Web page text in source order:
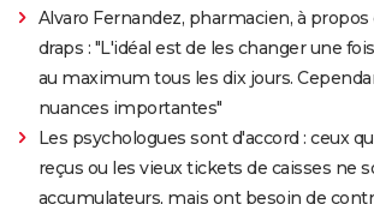
Alvaro Fernandez, pharmacien, à propos
draps : "L'idéal est de les changer une
au maximum tous les dix jours.
nuances importantes"
Les psychologues sont d'accord : ceux
reçus ou les vieux tickets de caisses ne
accumulateurs, mais ont besoin de